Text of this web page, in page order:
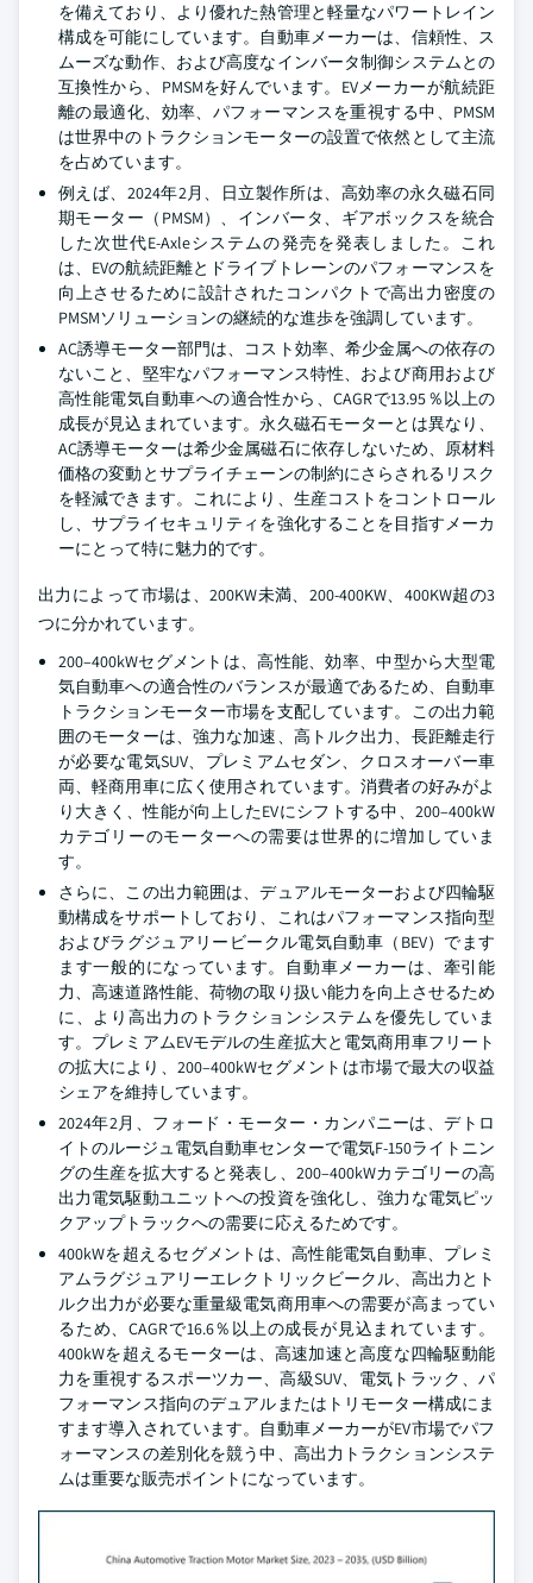
を備えており、より優れた熱管理と軽量なパワートレイン
構成を可能にしています。自動車メーカーは、信頼性、ス
ムーズな動作、および高度なインバータ制御システムとの
互換性から、PMSMを好んでいます。EVメーカーが航続距
離の最適化、効率、パフォーマンスを重視する中、PMSM
は世界中のトラクションモーターの設置で依然として主流
を占めています。
例えば、2024年2月、日立製作所は、高効率の永久磁石同
期モーター（PMSM）、インバータ、ギアボックスを統合
した次世代E-Axleシステムの発売を発表しました。これ
は、EVの航続距離とドライブトレーンのパフォーマンスを
向上させるために設計されたコンパクトで高出力密度の
PMSMソリューションの継続的な進歩を強調しています。
AC誘導モーター部門は、コスト効率、希少金属への依存の
ないこと、堅牢なパフォーマンス特性、および商用および
高性能電気自動車への適合性から、CAGRで13.95％以上の
成長が見込まれています。永久磁石モーターとは異なり、
AC誘導モーターは希少金属磁石に依存しないため、原材料
価格の変動とサプライチェーンの制約にさらされるリスク
を軽減できます。これにより、生産コストをコントロール
し、サプライセキュリティを強化することを目指すメーカ
ーにとって特に魅力的です。
出力によって市場は、200KW未満、200-400KW、400KW超の3
つに分かれています。
200–400kWセグメントは、高性能、効率、中型から大型電
気自動車への適合性のバランスが最適であるため、自動車
トラクションモーター市場を支配しています。この出力範
囲のモーターは、強力な加速、高トルク出力、長距離走行
が必要な電気SUV、プレミアムセダン、クロスオーバー車
両、軽商用車に広く使用されています。消費者の好みがよ
り大きく、性能が向上したEVにシフトする中、200–400kW
カテゴリーのモーターへの需要は世界的に増加していま
す。
さらに、この出力範囲は、デュアルモーターおよび四輪駆
動構成をサポートしており、これはパフォーマンス指向型
およびラグジュアリービークル電気自動車（BEV）でます
ます一般的になっています。自動車メーカーは、牽引能
力、高速道路性能、荷物の取り扱い能力を向上させるため
に、より高出力のトラクションシステムを優先していま
す。プレミアムEVモデルの生産拡大と電気商用車フリート
の拡大により、200–400kWセグメントは市場で最大の収益
シェアを維持しています。
2024年2月、フォード・モーター・カンパニーは、デトロ
イトのルージュ電気自動車センターで電気F-150ライトニン
グの生産を拡大すると発表し、200–400kWカテゴリーの高
出力電気駆動ユニットへの投資を強化し、強力な電気ピッ
クアップトラックへの需要に応えるためです。
400kWを超えるセグメントは、高性能電気自動車、プレミ
アムラグジュアリーエレクトリックビークル、高出力とト
ルク出力が必要な重量級電気商用車への需要が高まってい
るため、CAGRで16.6％以上の成長が見込まれています。
400kWを超えるモーターは、高速加速と高度な四輪駆動能
力を重視するスポーツカー、高級SUV、電気トラック、パ
フォーマンス指向のデュアルまたはトリモーター構成にま
すます導入されています。自動車メーカーがEV市場でパフ
ォーマンスの差別化を競う中、高出力トラクションシステ
ムは重要な販売ポイントになっています。